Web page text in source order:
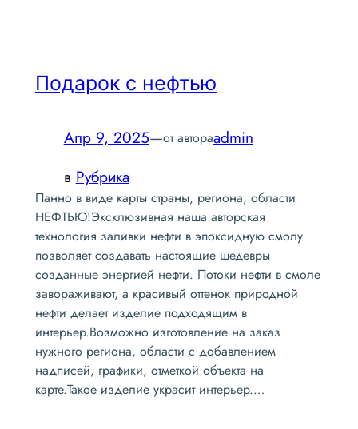
Подарок с нефтью
Апр 9, 2025—от автораadmin
в Рубрика
Панно в виде карты страны, региона, области
НЕФТЬЮ!Эксклюзивная наша авторская
технология заливки нефти в эпоксидную смолу
позволяет создавать настоящие шедевры
созданные энергией нефти. Потоки нефти в смоле
завораживают, а красивый оттенок природной
нефти делает изделие подходящим в
интерьер.Возможно изготовление на заказ
нужного региона, области с добавлением
надписей, графики, отметкой объекта на
карте.Такое изделие украсит интерьер.…